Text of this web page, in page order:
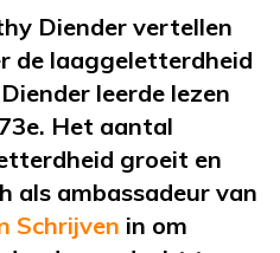
Diender vertellen
de laaggeletterdheid
leerde lezen
Het aantal
groeit en
als ambassadeur van
Schrijven in om